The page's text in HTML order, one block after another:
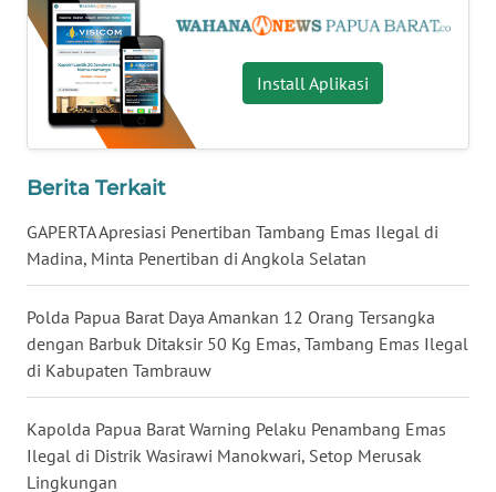
Install Aplikasi
Berita Terkait
GAPERTA Apresiasi Penertiban Tambang Emas Ilegal di
Madina, Minta Penertiban di Angkola Selatan
Polda Papua Barat Daya Amankan 12 Orang Tersangka
dengan Barbuk Ditaksir 50 Kg Emas, Tambang Emas Ilegal
di Kabupaten Tambrauw
Kapolda Papua Barat Warning Pelaku Penambang Emas
Ilegal di Distrik Wasirawi Manokwari, Setop Merusak
Lingkungan
WN
NUSANTARA
WN
JOGJA
JATIM
WN
BALI
WN
KALBAR
WN
KALTENG